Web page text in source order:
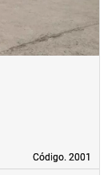
Código. 2001
Código. 2001